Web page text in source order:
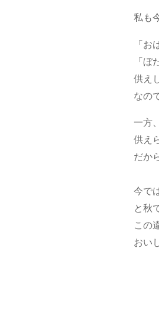
私も
「お
「
供え
なの
一方
供え
だか
今で
と秋
この
おい